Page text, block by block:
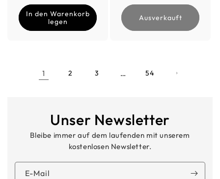
In den Warenkorb
legen
Ausverkauft
1 2 3 … 54
Unser Newsletter
Bleibe immer auf dem laufenden mit unserem
kostenlosen Newsletter.
E-Mail